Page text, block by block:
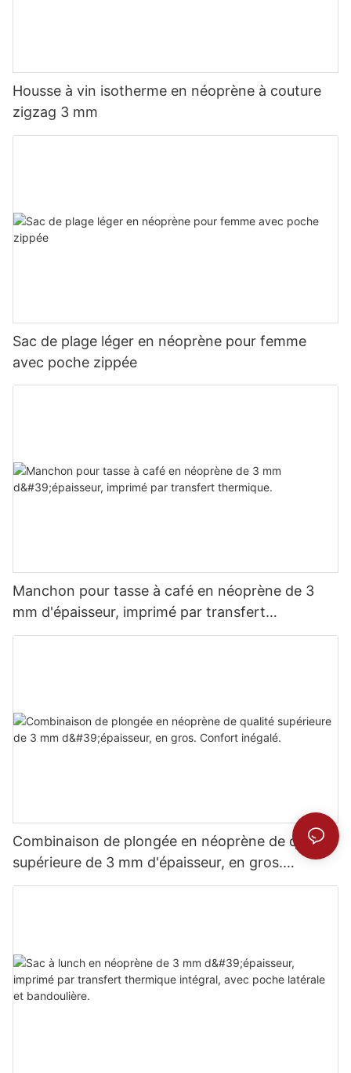
Housse à vin isotherme en néoprène à couture
zigzag 3 mm
Sac de plage léger en néoprène pour femme
avec poche zippée
Manchon pour tasse à café en néoprène de 3
mm d'épaisseur, imprimé par transfert
thermique.
Combinaison de plongée en néoprène de qualité
supérieure de 3 mm d'épaisseur, en gros.
Confort inégalé.